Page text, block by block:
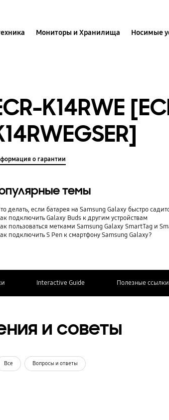
Мониторы и Хранилища Носимые
K14RWE
о гарантии
темы
делать, если батарея на Samsung Galaxy быстро
подключить Galaxy Buds к другим устройствам
пользоваться метками Samsung Galaxy SmartTag и
подключить S Pen к смартфону Samsung Galaxy?
Interactive Guide Полезные ссылки
и советы
Все Вопросы и ответы